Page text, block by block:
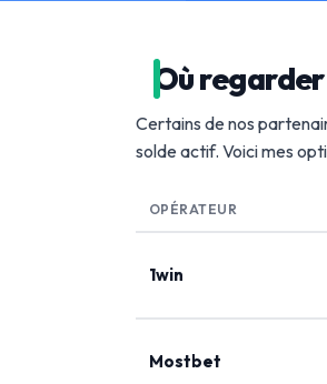
Où
Certains de nos
solde actif. Voici mes
OPÉRATEUR
1win
Mostbet